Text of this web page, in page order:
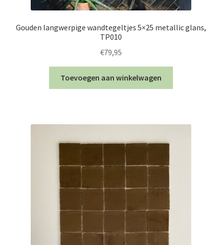
Gouden langwerpige wandtegeltjes 5×25 metallic glans,
TP010
€79,95
Toevoegen aan winkelwagen